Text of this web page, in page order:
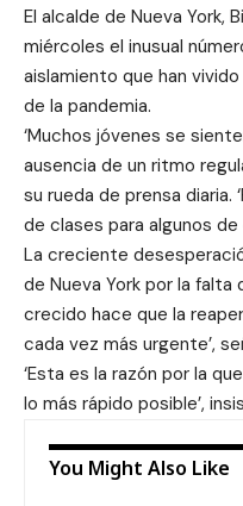
El alcalde de Nueva York,
miércoles el inusual
aislamiento que han
de la pandemia.
‘Muchos jóvenes se
ausencia de un ritmo
su rueda de prensa diaria.
de clases para algunos de
La creciente
de Nueva York por la falta
crecido hace que la
cada vez más urgente’,
‘Esta es la razón por la
lo más rápido posible’,
You Might Also Like